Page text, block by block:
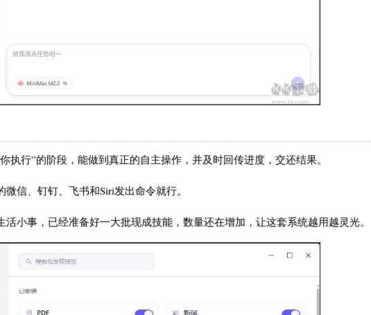
执行”的阶段，能做到真正的自主操作，并及时回传进度，交还结果。
信、钉钉、飞书和Siri发出命令就行。
小事，已经准备好一大批现成技能，数量还在增加，让这套系统越用越灵光。